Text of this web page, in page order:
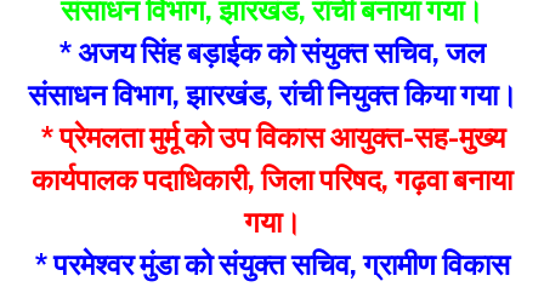
संसाधन विभाग, झारखंड, रांची बनाया गया।
* अजय सिंह बड़ाईक को संयुक्त सचिव, जल
संसाधन विभाग, झारखंड, रांची नियुक्त किया गया।
* प्रेमलता मुर्मू को उप विकास आयुक्त-सह-मुख्य
कार्यपालक पदाधिकारी, जिला परिषद, गढ़वा बनाया
गया।
* परमेश्वर मुंडा को संयुक्त सचिव, ग्रामीण विकास